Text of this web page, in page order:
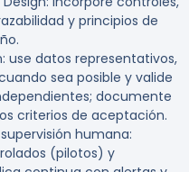
y principios de
use datos representativos,
sea posible y valide
documente
criterios de aceptación.
humana:
(pilotos) y